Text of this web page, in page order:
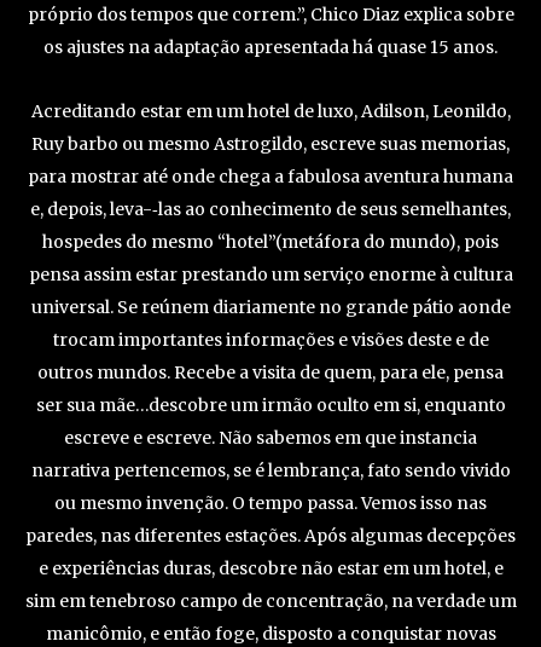
próprio dos tempos que correm.”, Chico Diaz explica sobre
os ajustes na adaptação apresentada há quase 15 anos.
Acreditando estar em um hotel de luxo, Adilson, Leonildo,
Ruy barbo ou mesmo Astrogildo, escreve suas memorias,
para mostrar até onde chega a fabulosa aventura humana
e, depois, leva-­‐las ao conhecimento de seus semelhantes,
hospedes do mesmo “hotel”(metáfora do mundo), pois
pensa assim estar prestando um serviço enorme à cultura
universal. Se reúnem diariamente no grande pátio aonde
trocam importantes informações e visões deste e de
outros mundos. Recebe a visita de quem, para ele, pensa
ser sua mãe…descobre um irmão oculto em si, enquanto
escreve e escreve. Não sabemos em que instancia
narrativa pertencemos, se é lembrança, fato sendo vivido
ou mesmo invenção. O tempo passa. Vemos isso nas
paredes, nas diferentes estações. Após algumas decepções
e experiências duras, descobre não estar em um hotel, e
sim em tenebroso campo de concentração, na verdade um
manicômio, e então foge, disposto a conquistar novas